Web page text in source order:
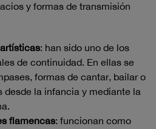
y formas de transmisión
: han sido uno de los
de continuidad. En ellas se
formas de cantar, bailar o
desde la infancia y mediante la
flamencas: funcionan como